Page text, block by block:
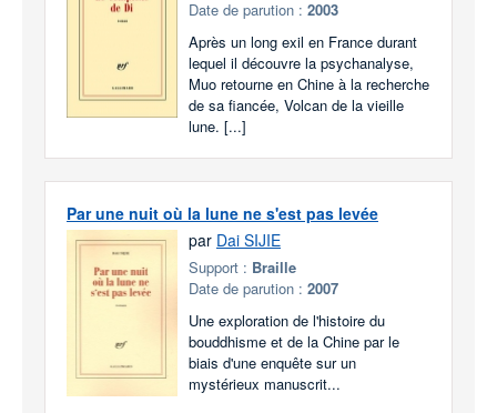
Date de parution : 2003
Après un long exil en France durant
lequel il découvre la psychanalyse,
Muo retourne en Chine à la recherche
de sa fiancée, Volcan de la vieille
lune. [...]
Par une nuit où la lune ne s'est pas levée
par Dai SIJIE
Support : Braille
Date de parution : 2007
Une exploration de l'histoire du
bouddhisme et de la Chine par le
biais d'une enquête sur un
mystérieux manuscrit...